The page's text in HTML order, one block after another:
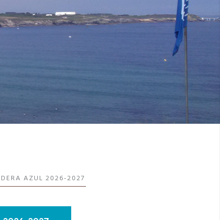
AZUL 2026-2027